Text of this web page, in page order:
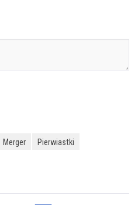
Merger Pierwiastki